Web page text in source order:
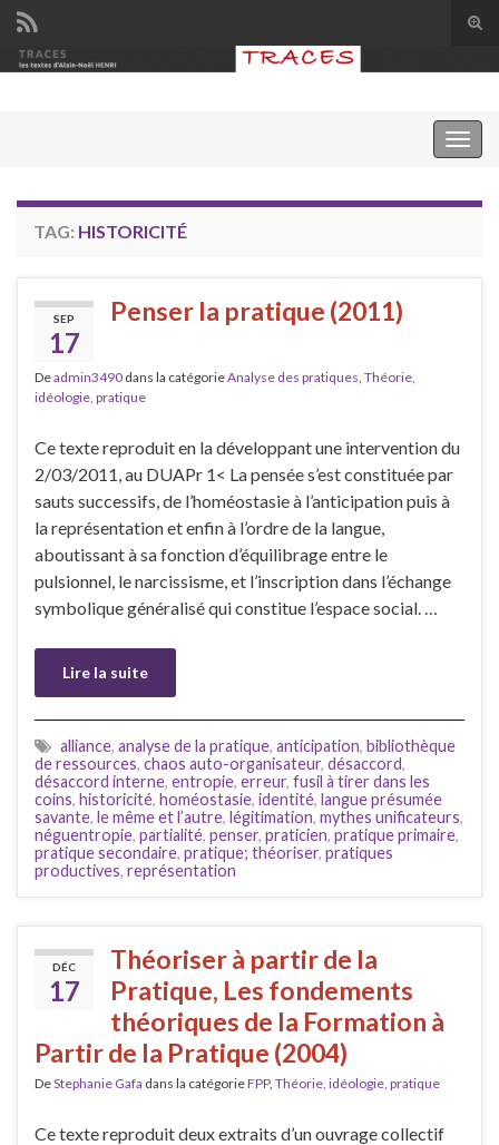
Search for:
TAG: HISTORICITÉ
SEP
17
Penser la pratique (2011)
Deadmin3490 dans la catégorieAnalyse des pratiques Théorie,
idéologie, pratique
Ce texte reproduit en la développant une intervention du
2/03/2011, au DUAPr 1< La pensée s’est constituée par
sauts successifs, de l’homéostasie à l’anticipation puis à
la représentation et enfin à l’ordre de la langue,
aboutissant à sa fonction d’équilibrage entre le
pulsionnel, le narcissisme, et l’inscription dans l’échange
symbolique généralisé qui constitue l’espace social. …
Lire la suite
alliance, analyse de la pratique, anticipation, bibliothèque
de ressources, chaos auto-organisateur, désaccord,
désaccord interne, entropie, erreur, fusil à tirer dans les
coins, historicité, homéostasie, identité, langue présumée
savante, le même et l’autre, légitimation, mythes unificateurs,
néguentropie, partialité, penser, praticien, pratique primaire,
pratique secondaire, pratique; théoriser, pratiques
productives, représentation
DÉC
17
Théoriser à partir de la
Pratique, Les fondements
théoriques de la Formation à
Partir de la Pratique (2004)
DeStephanie Gafa dans la catégorieFPP, Théorie, idéologie, pratique
Ce texte reproduit deux extraits d’un ouvrage collectif